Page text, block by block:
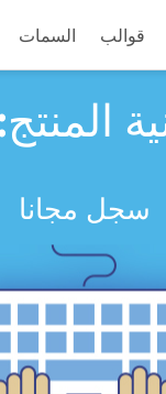
السمات قوالب
سجل مجانا